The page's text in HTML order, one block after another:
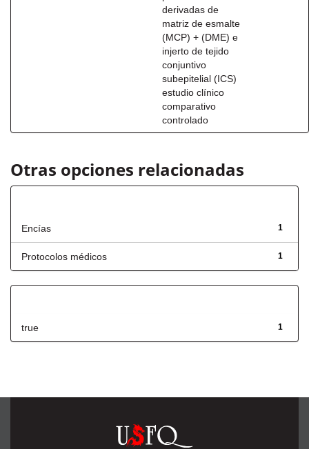
derivadas de
matriz de esmalte
(MCP) + (DME) e
injerto de tejido
conjuntivo
subepitelial (ICS)
estudio clínico
comparativo
controlado
Otras opciones relacionadas
1
Encías
1
Protocolos médicos
1
true